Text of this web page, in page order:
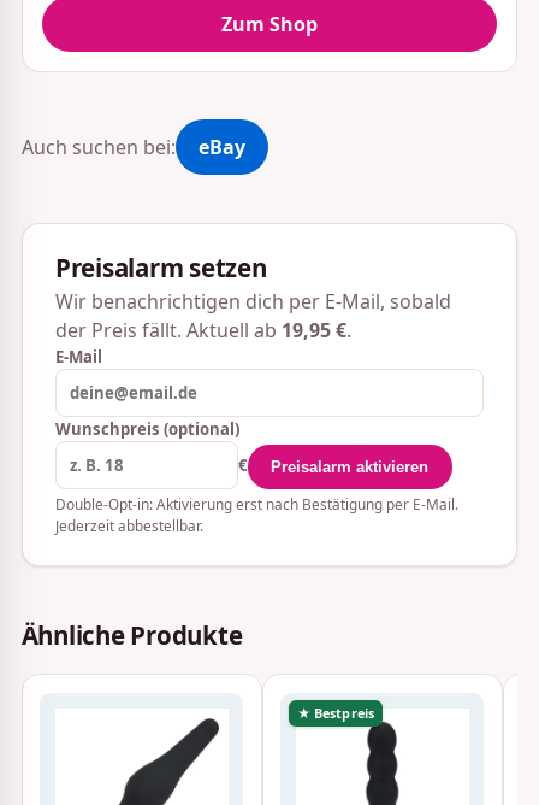
Zum Shop
Auch suchen bei: eBay
Preisalarm setzen
Wir benachrichtigen dich per E-Mail, sobald
der Preis fällt. Aktuell ab 19,95 €.
E-Mail
Wunschpreis (optional)
€
Preisalarm aktivieren
Double-Opt-in: Aktivierung erst nach Bestätigung per E-Mail.
Jederzeit abbestellbar.
Ähnliche Produkte
★ Bestpreis